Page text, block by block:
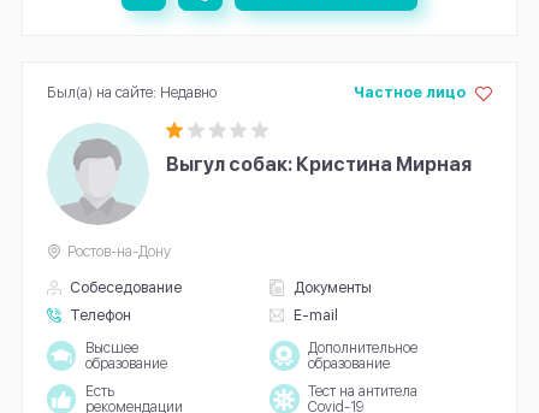
Выгул собак: Кристина Мирная
Собеседование
Документы
Телефон
E-mail
Частное лицо
Ростов-на-Дону
Высшее
образование
Дополнительное
образование
Есть
рекомендации
Тест на антитела
Covid-19
Был(а) на сайте: Недавно